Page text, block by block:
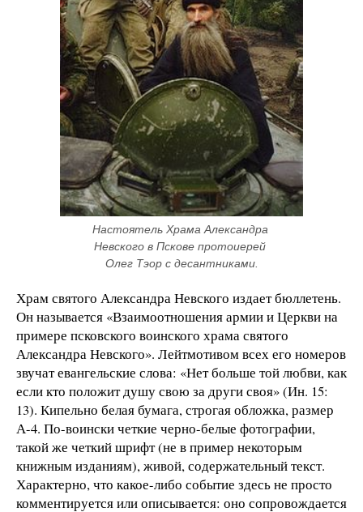
Настоятель Храма Александра
Невского в Пскове протоиерей
Олег Тэор с десантниками.
Храм святого Александра Невского издает бюллетень.
Он называется «Взаимоотношения армии и Церкви на
примере псковского воинского храма святого
Александра Невского». Лейтмотивом всех его номеров
звучат евангельские слова: «Нет больше той любви, как
если кто положит душу свою за други своя» (Ин. 15:
13). Кипельно белая бумага, строгая обложка, размер
А-4. По-воински четкие черно-белые фотографии,
такой же четкий шрифт (не в пример некоторым
книжным изданиям), живой, содержательный текст.
Характерно, что какое-либо событие здесь не просто
комментируется или описывается: оно сопровождается